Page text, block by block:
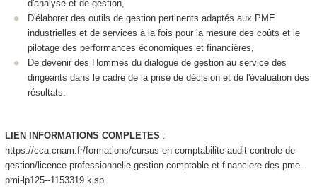
d'analyse et de gestion,
D'élaborer des outils de gestion pertinents adaptés aux PME
industrielles et de services à la fois pour la mesure des coûts et le
pilotage des performances économiques et financières,
De devenir des Hommes du dialogue de gestion au service des
dirigeants dans le cadre de la prise de décision et de l'évaluation des
résultats.
LIEN INFORMATIONS COMPLETES :
https://cca.cnam.fr/formations/cursus-en-comptabilite-audit-controle-de-
gestion/licence-professionnelle-gestion-comptable-et-financiere-des-pme-
pmi-lp125--1153319.kjsp